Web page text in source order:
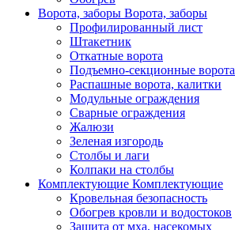
Ворота, заборы Ворота, заборы
Профилированный лист
Штакетник
Откатные ворота
Подъемно-секционные ворота
Распашные ворота, калитки
Модульные ограждения
Сварные ограждения
Жалюзи
Зеленая изгородь
Столбы и лаги
Колпаки на столбы
Комплектующие Комплектующие
Кровельная безопасность
Обогрев кровли и водостоков
Защита от мха, насекомых